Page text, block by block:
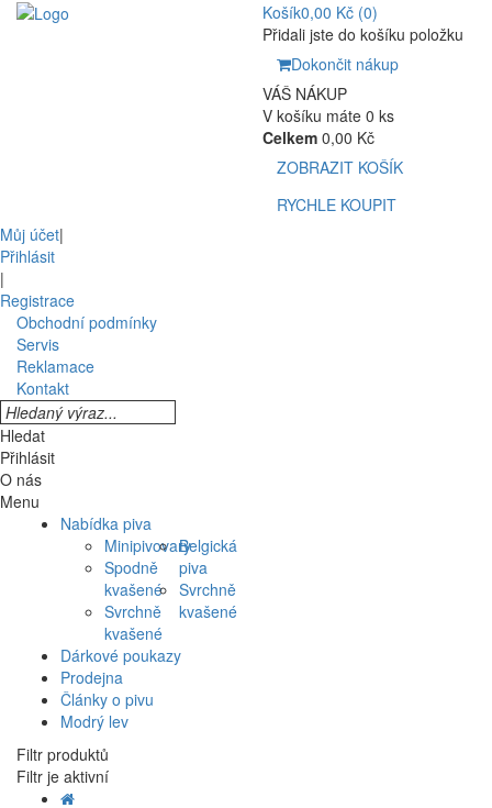
Košík0,00 Kč (0)
Přidali jste do košíku položku
Dokončit nákup
VÁŠ NÁKUP
V košíku máte 0 ks
Celkem 0,00 Kč
ZOBRAZIT KOŠÍK
RYCHLE KOUPIT
Můj účet|
Přihlásit
|
Registrace
Obchodní podmínky
Servis
Reklamace
Kontakt
Hledat
Přihlásit
O nás
Menu
Nabídka piva
Minipivovary
Spodně
kvašené
Svrchně
kvašené
Belgická
piva
Svrchně
kvašené
Dárkové poukazy
Prodejna
Články o pivu
Modrý lev
Filtr produktů
Filtr je aktivní